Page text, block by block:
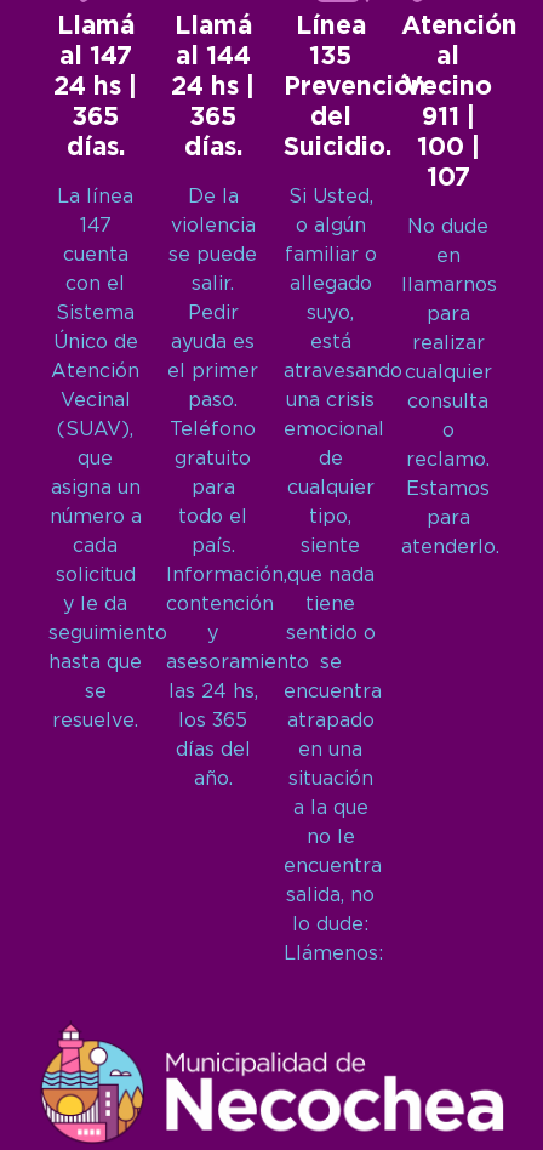
Llamá
al 147
24 hs |
365
días.
La línea
147
cuenta
con el
Sistema
Único de
Atención
Vecinal
(SUAV),
que
asigna un
número a
cada
solicitud
y le da
seguimiento
hasta que
se
resuelve.
Llamá
al 144
24 hs |
365
días.
De la
violencia
se puede
salir.
Pedir
ayuda es
el primer
paso.
Teléfono
gratuito
para
todo el
país.
Información,
contención
y
asesoramiento
las 24 hs,
los 365
días del
año.
Línea
135
Prevención
del
Suicidio.
Si Usted,
o algún
familiar o
allegado
suyo,
está
atravesando
una crisis
emocional
de
cualquier
tipo,
siente
que nada
tiene
sentido o
se
encuentra
atrapado
en una
situación
a la que
no le
encuentra
salida, no
lo dude:
Llámenos:
Atención
al
Vecino
911 |
100 |
107
No dude
en
llamarnos
para
realizar
cualquier
consulta
o
reclamo.
Estamos
para
atenderlo.